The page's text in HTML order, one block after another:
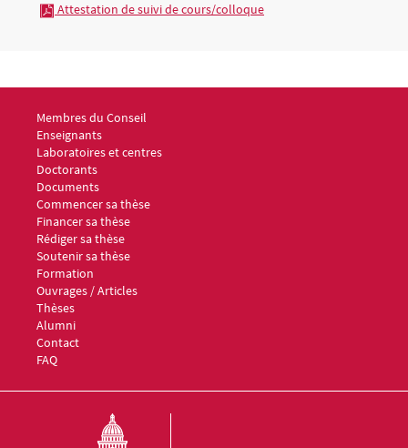
Texte Attestation de suivi de cours/colloque
Menu footer ED6 1
Membres du Conseil
Enseignants
Laboratoires et centres
Doctorants
Documents
Menu footer ED6 2
Commencer sa thèse
Financer sa thèse
Rédiger sa thèse
Soutenir sa thèse
Formation
Menu footer ED6 3
Ouvrages / Articles
Thèses
Alumni
Contact
FAQ